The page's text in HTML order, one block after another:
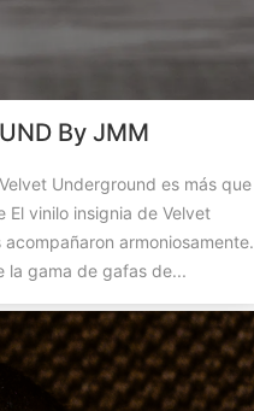
By JMM
Underground es más que
El vinilo insignia de Velvet
armoniosamente.
la gama de gafas de...